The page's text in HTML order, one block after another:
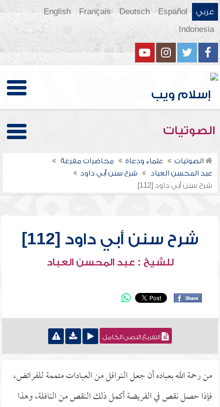
عربي Español
Deutsch
Français
English
Indonesia
الصوتيات
الصوتيات علماء ودعاة
محاضرات مفرغة
عبد المحسن العباد
شرح سنن أبي داود
شرح سنن أبي داود [112]
شرح سنن أبي داود [112]
للشيخ : عبد المحسن العباد
التفريغ النصي الكامل
من رحمة الله بعباده أن جعل النوافل من العبادات متممة للفرائض،
فإذا حصل نقص في الفريضة أكمل ذلك النقص من النافلة، وهذا